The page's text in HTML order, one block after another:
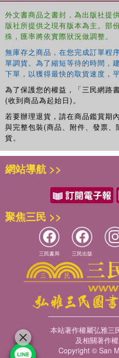
外文書商品之書封，為出版社提
版社所提供之現有版本為主。部
殊，匯率將依實際狀況做調整。
無庫存之商品，在您完成訂單程
單調貨。為了縮短等待的時間，
下單，以獲得最快的取貨速度，
為了保護您的權益，「三民網路書
(收到商品為起始日)。
若要辦理退貨，請在商品鑑賞期
與完整包裝(商品、附件、發票
貨。
網站導航 >>
聚焦三民 >>
三民書局 三民出版
本站著作權屬弘雅三
及相關著作
Copyright © San